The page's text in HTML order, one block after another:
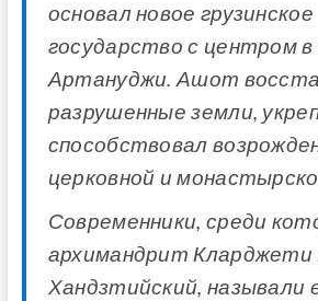
основал новое грузинское
государство с центром
Артануджи. Ашот
разрушенные земли,
способствовал
церковной и
Современники, среди
архимандрит Кларджети
Хандзтийский, называли